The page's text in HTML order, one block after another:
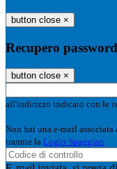
button close ×
Recupero password
button close ×
all'indirizzo indicato con le
Non hai una e-mail
tramite la Login Spaggiari